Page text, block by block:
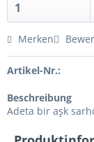
Merken
Artikel-Nr.:
Beschreibung
Adeta bir aşk